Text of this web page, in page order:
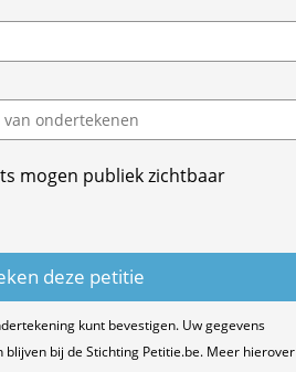
mogen publiek zichtbaar
kunt bevestigen. Uw gegevens
bij de Stichting Petitie.be. Meer hierover